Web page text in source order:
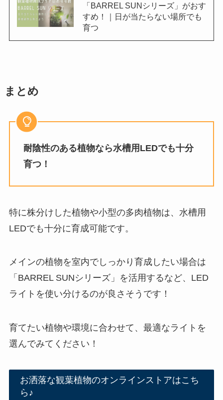
「BARREL SUNシリーズ」がおす
すめ！｜日が当たらない場所でも
育つ
まとめ
耐陰性のある植物なら水槽用LEDでも十分
育つ！
特に株分けした植物や小型の多肉植物は、水槽用
LEDでも十分に育成可能です。
メインの植物を室内でしっかり育成したい場合は
「BARREL SUNシリーズ」を活用するなど、LED
ライトを使い分けるのが良さそうです！
育てたい植物や環境に合わせて、最適なライトを
選んでみてください！
お洒落な観葉植物のオンラインストアはこち
ら♪